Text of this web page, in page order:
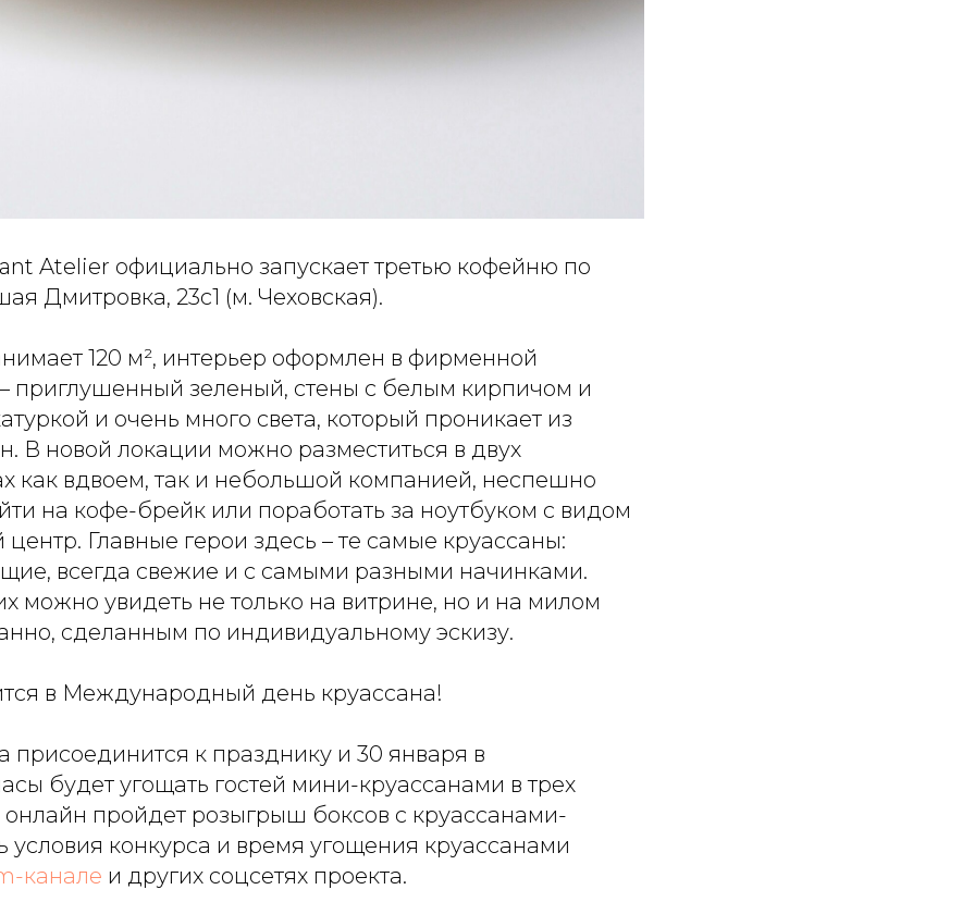
Atelier официально запускает третью кофейню по
Дмитровка, 23с1 (м. Чеховская).
120 м², интерьер оформлен в фирменной
приглушенный зеленый, стены с белым кирпичом и
и очень много света, который проникает из
В новой локации можно разместиться в двух
как вдвоем, так и небольшой компанией, неспешно
на кофе-брейк или поработать за ноутбуком с видом
центр. Главные герои здесь – те самые круассаны:
всегда свежие и с самыми разными начинками.
можно увидеть не только на витрине, но и на милом
сделанным по индивидуальному эскизу.
в Международный день круассана!
присоединится к празднику и 30 января в
будет угощать гостей мини-круассанами в трех
онлайн пройдет розыгрыш боксов с круассанами-
условия конкурса и время угощения круассанами
канале и других соцсетях проекта.